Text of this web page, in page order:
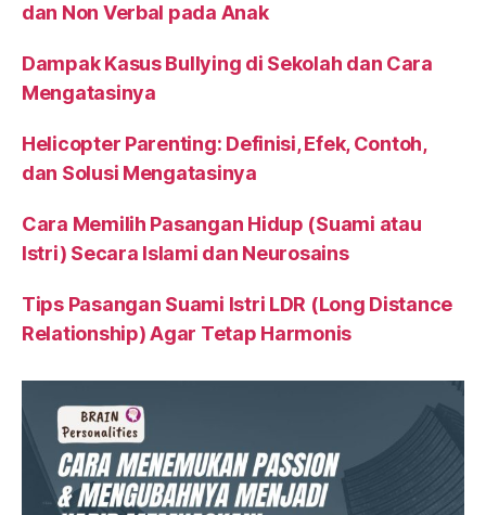
dan Non Verbal pada Anak
Dampak Kasus Bullying di Sekolah dan Cara
Mengatasinya
Helicopter Parenting: Definisi, Efek, Contoh,
dan Solusi Mengatasinya
Cara Memilih Pasangan Hidup (Suami atau
Istri) Secara Islami dan Neurosains
Tips Pasangan Suami Istri LDR (Long Distance
Relationship) Agar Tetap Harmonis